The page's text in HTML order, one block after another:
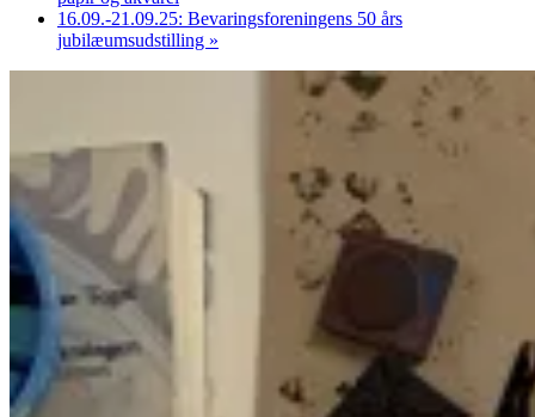
16.09.-21.09.25: Bevaringsforeningens 50 års
jubilæumsudstilling »